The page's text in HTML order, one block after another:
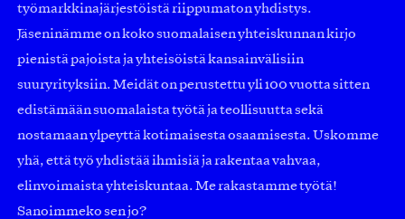
työmarkkinajärjestöistä riippumaton yhdistys.
Jäseninämme on koko suomalaisen yhteiskunnan kirjo
pienistä pajoista ja yhteisöistä kansainvälisiin
suuryrityksiin. Meidät on perustettu yli 100 vuotta sitten
edistämään suomalaista työtä ja teollisuutta sekä
nostamaan ylpeyttä kotimaisesta osaamisesta. Uskomme
yhä, että työ yhdistää ihmisiä ja rakentaa vahvaa,
elinvoimaista yhteiskuntaa. Me rakastamme työtä!
Sanoimmeko sen jo?